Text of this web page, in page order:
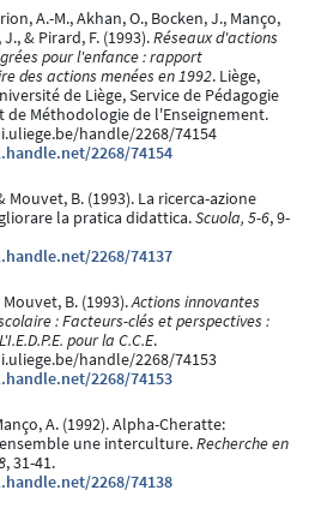
A.-M., Akhan, O., Bocken, J., Manço,
& Pirard, F. (1993).Réseaux d'actions
pour l'enfance : rapport
des actions menées en 1992. Liège,
de Liège, Service de Pédagogie
de Méthodologie de l'Enseignement.
handle/2268/74154
2268/74154
Mouvet, B. (1993). La ricerca-azione
la pratica didattica.Scuola, 5-6, 9-
2268/74137
B. (1993).Actions innovantes
: Facteurs-clés et perspectives :
pour la C.C.E.
handle/2268/74153
2268/74153
A. (1992). Alpha-Cheratte:
une interculture.Recherche en
, 31-41.
2268/74138